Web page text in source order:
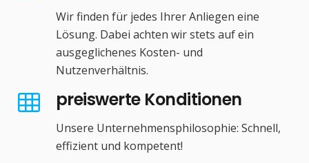
Wir finden für jedes Ihrer Anliegen eine
Lösung. Dabei achten wir stets auf ein
ausgeglichenes Kosten- und
Nutzenverhältnis.
preiswerte Konditionen
Unsere Unternehmensphilosophie: Schnell,
effizient und kompetent!